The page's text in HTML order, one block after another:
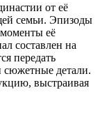
от её
семьи. Эпизоды
её
составлен на
передать
сюжетные детали.
выстраивая